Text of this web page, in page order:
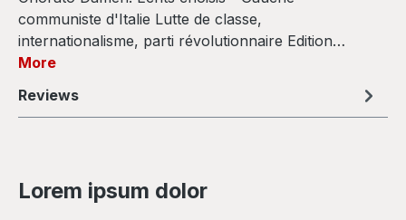
communiste d'Italie Lutte de classe,
internationalisme, parti révolutionnaire Edition…
More
Reviews
Lorem ipsum dolor